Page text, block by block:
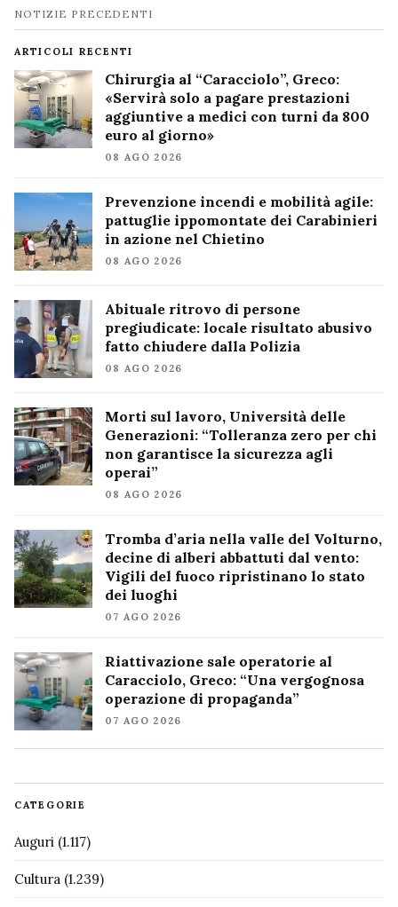
Navigazione
notizie
NOTIZIE PRECEDENTI
ARTICOLI RECENTI
Chirurgia al “Caracciolo”, Greco:
«Servirà solo a pagare prestazioni
aggiuntive a medici con turni da 800
euro al giorno»
08 AGO 2026
Prevenzione incendi e mobilità agile:
pattuglie ippomontate dei Carabinieri
in azione nel Chietino
08 AGO 2026
Abituale ritrovo di persone
pregiudicate: locale risultato abusivo
fatto chiudere dalla Polizia
08 AGO 2026
Morti sul lavoro, Università delle
Generazioni: “Tolleranza zero per chi
non garantisce la sicurezza agli
operai”
08 AGO 2026
Tromba d’aria nella valle del Volturno,
decine di alberi abbattuti dal vento:
Vigili del fuoco ripristinano lo stato
dei luoghi
07 AGO 2026
Riattivazione sale operatorie al
Caracciolo, Greco: “Una vergognosa
operazione di propaganda”
07 AGO 2026
CATEGORIE
Auguri (1.117)
Cultura (1.239)